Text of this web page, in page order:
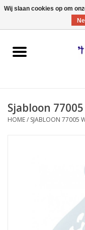
Home
spellen
Sjabloon
HOME/ SJABLOON 77005
Wij slaan cookies op om